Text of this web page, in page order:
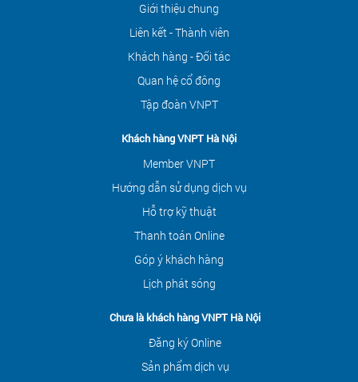
Giới thiệu chung
Liên kết - Thành viên
Khách hàng - Đối tác
Quan hệ cổ đông
Tập đoàn VNPT
Khách hàng VNPT Hà Nội
Member VNPT
Hướng dẫn sử dụng dịch vụ
Hỗ trợ kỹ thuật
Thanh toán Online
Góp ý khách hàng
Lịch phát sóng
Chưa là khách hàng VNPT Hà Nội
Đăng ký Online
Sản phẩm dịch vụ